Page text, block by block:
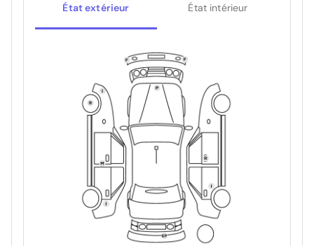
État extérieur État intérieur